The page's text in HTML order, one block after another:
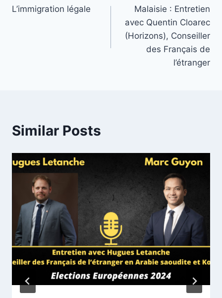
navigation
L’immigration légale
Malaisie : Entretien
avec Quentin Cloarec
(Horizons), Conseiller
des Français de
l’étranger
Similar Posts